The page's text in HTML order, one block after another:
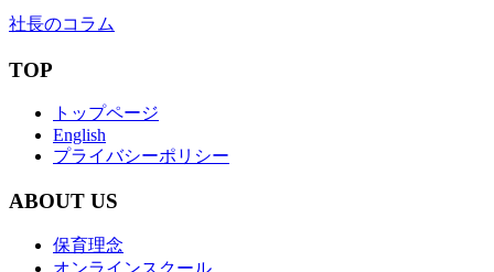
社長のコラム
TOP
トップページ
English
プライバシーポリシー
ABOUT US
保育理念
オンラインスクール